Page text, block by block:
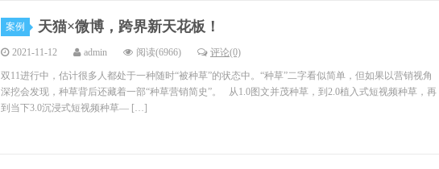
案例 天猫×微博，跨界新天花板！
2021-11-12 admin 阅读(6966) 评论(0)
双11进行中，估计很多人都处于一种随时“被种草”的状态中。“种草”二字看似简单，但如果以营销视角
深挖会发现，种草背后还藏着一部“种草营销简史”。 从1.0图文并茂种草，到2.0植入式短视频种草，再
到当下3.0沉浸式短视频种草— […]